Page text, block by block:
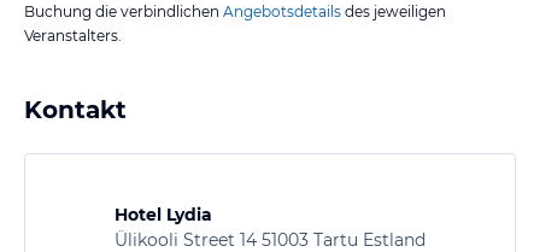
Buchung die verbindlichen Angebotsdetails des jeweiligen
Veranstalters.
Kontakt
Hotel Lydia
Ülikooli Street 14 51003 Tartu Estland